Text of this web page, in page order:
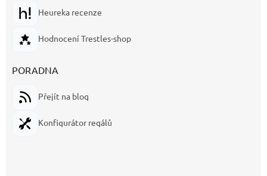
Heureka recenze
Hodnocení Trestles-shop
PORADNA
Přejít na blog
Konfigurátor regálů